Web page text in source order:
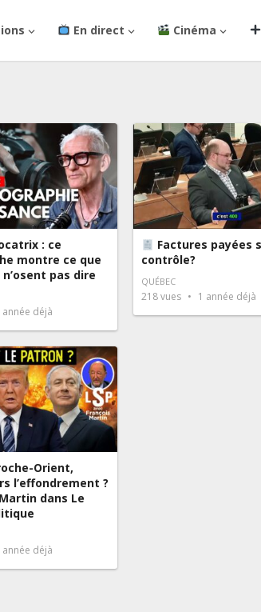
En direct Cinéma
: ce
montre ce que
pas dire
année déjà
Factures payées
contrôle?
QUÉBEC
218vues 1 année déjà
Orient,
l’effondrement ?
dans Le
année déjà